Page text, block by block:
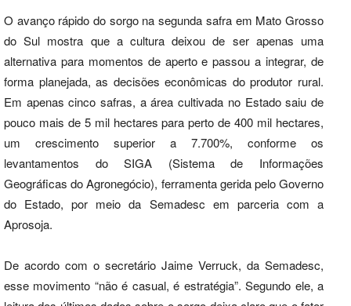
O avanço rápido do sorgo na segunda safra em Mato Grosso
do Sul mostra que a cultura deixou de ser apenas uma
alternativa para momentos de aperto e passou a integrar, de
forma planejada, as decisões econômicas do produtor rural.
Em apenas cinco safras, a área cultivada no Estado saiu de
pouco mais de 5 mil hectares para perto de 400 mil hectares,
um crescimento superior a 7.700%, conforme os
levantamentos do SIGA (Sistema de Informações
Geográficas do Agronegócio), ferramenta gerida pelo Governo
do Estado, por meio da Semadesc em parceria com a
Aprosoja.
De acordo com o secretário Jaime Verruck, da Semadesc,
esse movimento “não é casual, é estratégia”. Segundo ele, a